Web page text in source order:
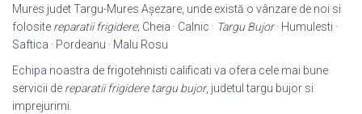
Mures judet Targu-Mures Așezare, unde există o vânzare de noi si
folosite reparatii frigidere; Cheia · Calnic · Targu Bujor· Humulesti ·
Saftica · Pordeanu · Malu Rosu
Echipa noastra de frigotehnisti calificati va ofera cele mai bune
servicii de reparatii frigidere targu bujor, judetul targu bujor si
imprejurimi.